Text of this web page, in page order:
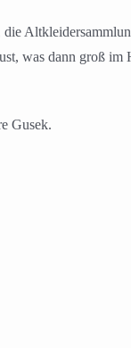
was dann groß
Gusek.